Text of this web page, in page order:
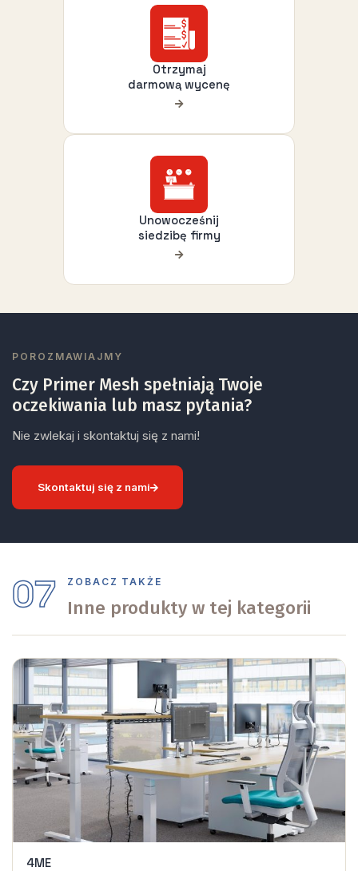
Otrzymaj
darmową wycenę
Unowocześnij
siedzibę firmy
POROZMAWIAJMY
Czy Primer Mesh spełniają Twoje
oczekiwania lub masz pytania?
Nie zwlekaj i skontaktuj się z nami!
Skontaktuj się z nami
07 ZOBACZ TAKŻE
Inne produkty w tej kategorii
4ME